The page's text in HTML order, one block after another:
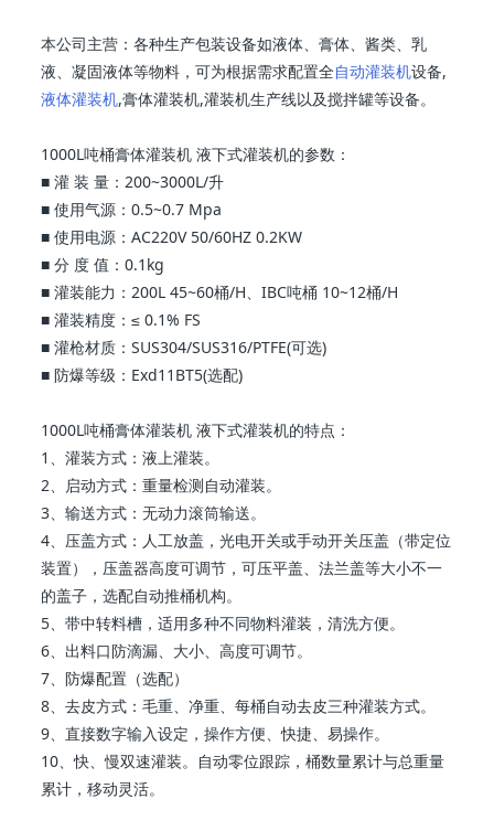
本公司主营：各种生产包装设备如液体、膏体、酱类、乳
液、凝固液体等物料，可为根据需求配置全自动灌装机设备,
液体灌装机,膏体灌装机,灌装机生产线以及搅拌罐等设备。
1000L吨桶膏体灌装机 液下式灌装机的参数：
■ 灌 装 量：200~3000L/升
■ 使用气源：0.5~0.7 Mpa
■ 使用电源：AC220V 50/60HZ 0.2KW
■ 分 度 值：0.1kg
■ 灌装能力：200L 45~60桶/H、IBC吨桶 10~12桶/H
■ 灌装精度：≤ 0.1% FS
■ 灌枪材质：SUS304/SUS316/PTFE(可选)
■ 防爆等级：Exd11BT5(选配)
1000L吨桶膏体灌装机 液下式灌装机的特点：
1、灌装方式：液上灌装。
2、启动方式：重量检测自动灌装。
3、输送方式：无动力滚筒输送。
4、压盖方式：人工放盖，光电开关或手动开关压盖（带定位
装置），压盖器高度可调节，可压平盖、法兰盖等大小不一
的盖子，选配自动推桶机构。
5、带中转料槽，适用多种不同物料灌装，清洗方便。
6、出料口防滴漏、大小、高度可调节。
7、防爆配置（选配）
8、去皮方式：毛重、净重、每桶自动去皮三种灌装方式。
9、直接数字输入设定，操作方便、快捷、易操作。
10、快、慢双速灌装。自动零位跟踪，桶数量累计与总重量
累计，移动灵活。